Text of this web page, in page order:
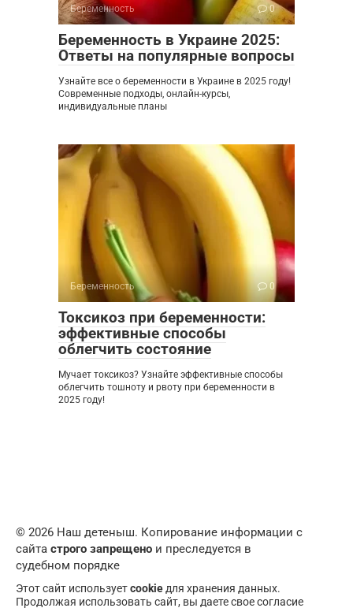
Беременность 0
Беременность в Украине 2025:
Ответы на популярные вопросы
Узнайте все о беременности в Украине в 2025 году!
Современные подходы, онлайн-курсы,
индивидуальные планы
Беременность 0
Токсикоз при беременности:
эффективные способы
облегчить состояние
Мучает токсикоз? Узнайте эффективные способы
облегчить тошноту и рвоту при беременности в
2025 году!
© 2026 Наш детеныш. Копирование информации с
сайта строго запрещено и преследуется в
судебном порядке
Этот сайт используетcookie для хранения данных.
Продолжая использовать сайт, вы даете свое согласие